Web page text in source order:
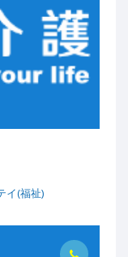
イ(福祉)